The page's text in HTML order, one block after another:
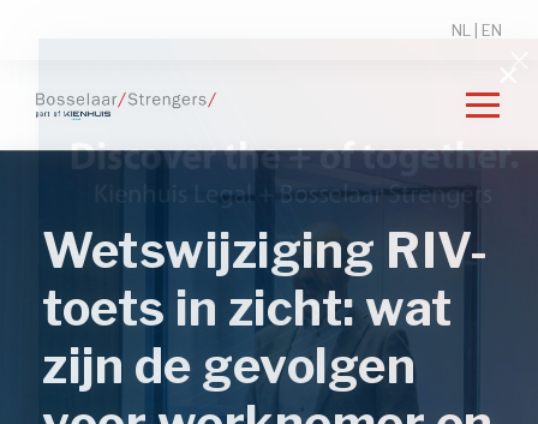
NL EN
Wetswijziging RIV-
toets in zicht: wat
zijn de gevolgen